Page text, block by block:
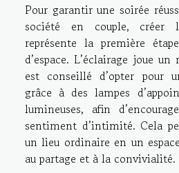
Pour garantir une soirée
société en couple, créer
représente la première
d’espace. L’éclairage joue
est conseillé d’opter pour
grâce à des lampes
lumineuses, afin
sentiment d’intimité. Cela
un lieu ordinaire en un
au partage et à la convivialité.